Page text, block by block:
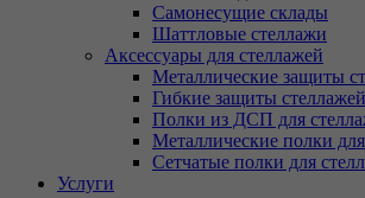
Самонесущие склады
Шаттловые стеллажи
Аксессуары для стеллажей
Металлические защиты
Гибкие защиты стеллажей
Полки из ДСП для
Металлические полки
Сетчатые полки для
Услуги